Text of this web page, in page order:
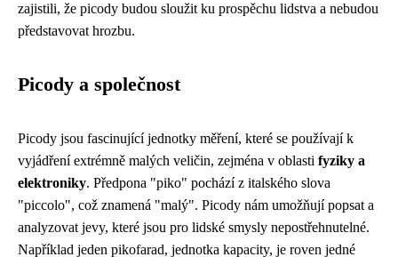
zajistili, že picody budou sloužit ku prospěchu lidstva a nebudou
představovat hrozbu.
Picody a společnost
Picody jsou fascinující jednotky měření, které se používají k
vyjádření extrémně malých veličin, zejména v oblasti fyziky a
elektroniky. Předpona "piko" pochází z italského slova
"piccolo", což znamená "malý". Picody nám umožňují popsat a
analyzovat jevy, které jsou pro lidské smysly nepostřehnutelné.
Například jeden pikofarad, jednotka kapacity, je roven jedné